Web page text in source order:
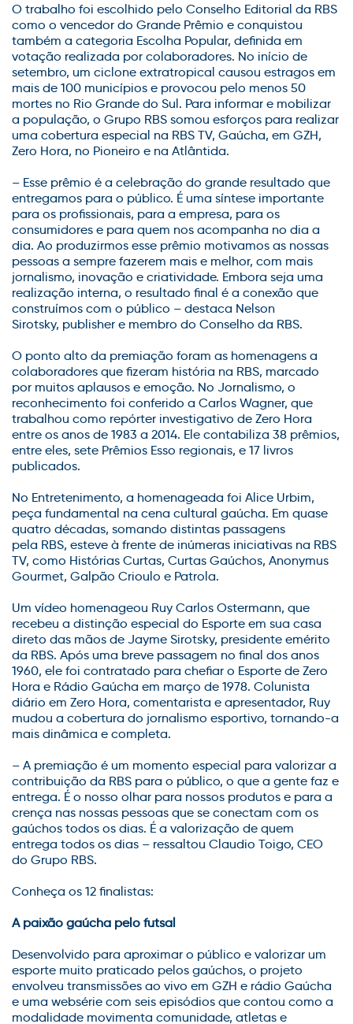
O trabalho foi escolhido pelo Conselho Editorial da RBS
como o vencedor do Grande Prêmio e conquistou
também a categoria Escolha Popular, definida em
votação realizada por colaboradores. No início de
setembro, um ciclone extratropical causou estragos em
mais de 100 municípios e provocou pelo menos 50
mortes no Rio Grande do Sul. Para informar e mobilizar
a população, o Grupo RBS somou esforços para realizar
uma cobertura especial na RBS TV, Gaúcha, em GZH,
Zero Hora, no Pioneiro e na Atlântida.
– Esse prêmio é a celebração do grande resultado que
entregamos para o público. É uma síntese importante
para os profissionais, para a empresa, para os
consumidores e para quem nos acompanha no dia a
dia. Ao produzirmos esse prêmio motivamos as nossas
pessoas a sempre fazerem mais e melhor, com mais
jornalismo, inovação e criatividade. Embora seja uma
realização interna, o resultado final é a conexão que
construímos com o público – destaca Nelson
Sirotsky, publisher e membro do Conselho da RBS.
O ponto alto da premiação foram as homenagens a
colaboradores que fizeram história na RBS, marcado
por muitos aplausos e emoção. No Jornalismo, o
reconhecimento foi conferido a Carlos Wagner, que
trabalhou como repórter investigativo de Zero Hora
entre os anos de 1983 a 2014. Ele contabiliza 38 prêmios,
entre eles, sete Prêmios Esso regionais, e 17 livros
publicados.
No Entretenimento, a homenageada foi Alice Urbim,
peça fundamental na cena cultural gaúcha. Em quase
quatro décadas, somando distintas passagens
pela RBS, esteve à frente de inúmeras iniciativas na RBS
TV, como Histórias Curtas, Curtas Gaúchos, Anonymus
Gourmet, Galpão Crioulo e Patrola.
Um vídeo homenageou Ruy Carlos Ostermann, que
recebeu a distinção especial do Esporte em sua casa
direto das mãos de Jayme Sirotsky, presidente emérito
da RBS. Após uma breve passagem no final dos anos
1960, ele foi contratado para chefiar o Esporte de Zero
Hora e Rádio Gaúcha em março de 1978. Colunista
diário em Zero Hora, comentarista e apresentador, Ruy
mudou a cobertura do jornalismo esportivo, tornando-a
mais dinâmica e completa.
– A premiação é um momento especial para valorizar a
contribuição da RBS para o público, o que a gente faz e
entrega. É o nosso olhar para nossos produtos e para a
crença nas nossas pessoas que se conectam com os
gaúchos todos os dias. É a valorização de quem
entrega todos os dias – ressaltou Claudio Toigo, CEO
do Grupo RBS.
Conheça os 12 finalistas:
A paixão gaúcha pelo futsal
Desenvolvido para aproximar o público e valorizar um
esporte muito praticado pelos gaúchos, o projeto
envolveu transmissões ao vivo em GZH e rádio Gaúcha
e uma websérie com seis episódios que contou como a
modalidade movimenta comunidade, atletas e